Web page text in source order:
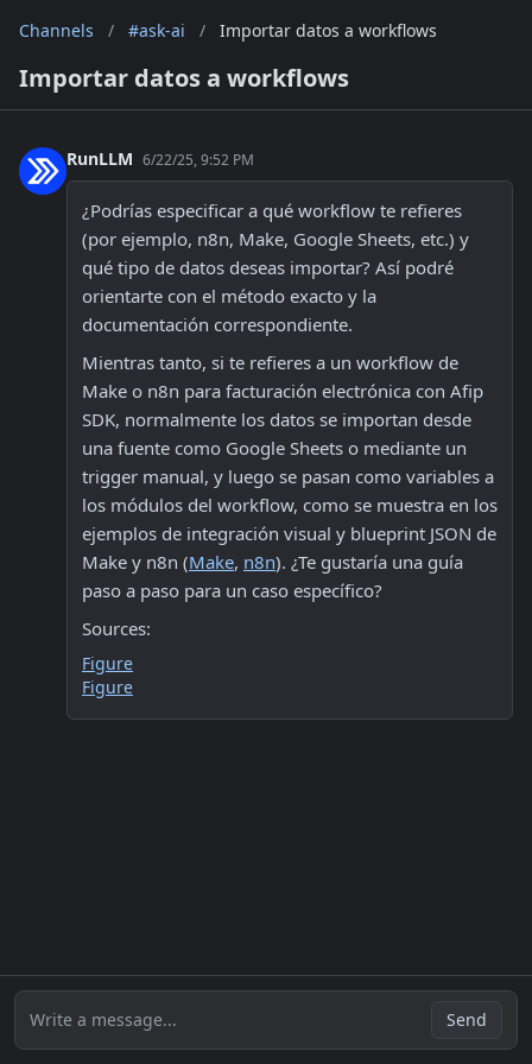
Channels / #ask-ai / Importar datos a workflows
Importar datos a workflows
RunLLM 6/22/25, 9:52 PM
¿Podrías especificar a qué workflow te refieres
(por ejemplo, n8n, Make, Google Sheets, etc.) y
qué tipo de datos deseas importar? Así podré
orientarte con el método exacto y la
documentación correspondiente.
Mientras tanto, si te refieres a un workflow de
Make o n8n para facturación electrónica con Afip
SDK, normalmente los datos se importan desde
una fuente como Google Sheets o mediante un
trigger manual, y luego se pasan como variables a
los módulos del workflow, como se muestra en los
ejemplos de integración visual y blueprint JSON de
Make y n8n (Make, n8n). ¿Te gustaría una guía
paso a paso para un caso específico?
Sources:
Figure
Figure
Write a message... Send